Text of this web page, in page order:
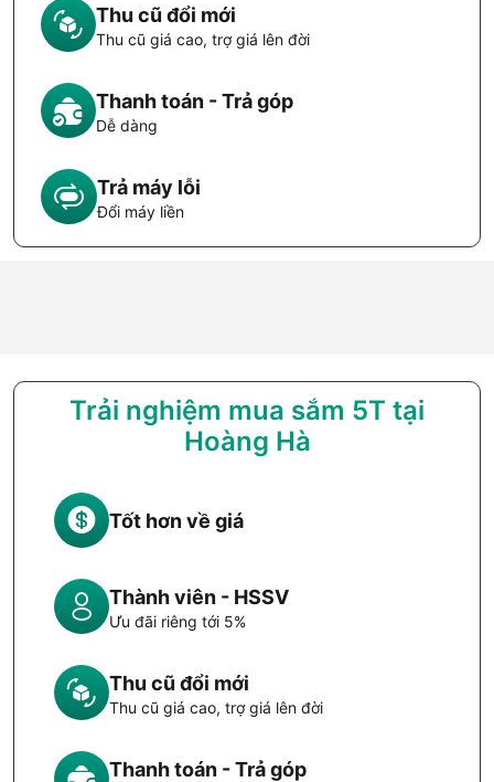
Thu cũ đổi mới
Thu cũ giá cao, trợ giá lên đời
Thanh toán - Trả góp
Dễ dàng
Trả máy lỗi
Đổi máy liền
Trải nghiệm mua sắm 5T tại
Hoàng Hà
Tốt hơn về giá
Thành viên - HSSV
Ưu đãi riêng tới 5%
Thu cũ đổi mới
Thu cũ giá cao, trợ giá lên đời
Thanh toán - Trả góp